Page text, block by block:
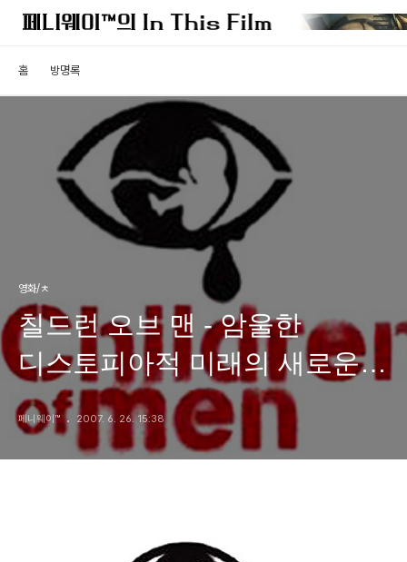
홈 방명록
영화/ㅊ
칠드런 오브 맨 - 암울한
디스토피아적 미래의 새로운
해석
페니웨이™ 2007. 6. 26. 15:38